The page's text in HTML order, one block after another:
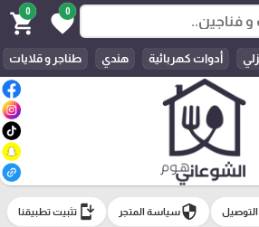
0
favorite
0
shopping_cart
أدوات كهربائية هندي طناجر و قلايات
securityسياسة المتجر install_mobile تثبيت تطبيقنا